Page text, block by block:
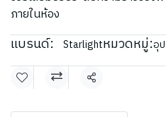
ภายในห้อง
แบรนด์: Starlightหมวดหมู่:อุ
แชร์